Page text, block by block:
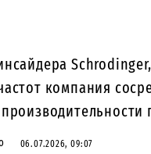
компания
06.07.2026, 09:07